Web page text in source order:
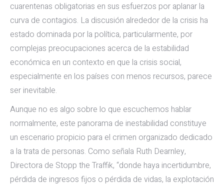
cuarentenas obligatorias en sus esfuerzos por aplanar la
curva de contagios. La discusión alrededor de la crisis ha
estado dominada por la política, particularmente, por
complejas preocupaciones acerca de la estabilidad
económica en un contexto en que la crisis social,
especialmente en los países con menos recursos, parece
ser inevitable.
Aunque no es algo sobre lo que escuchemos hablar
normalmente, este panorama de inestabilidad constituye
un escenario propicio para el crimen organizado dedicado
a la trata de personas. Como señala Ruth Dearnley,
Directora de Stopp the Traffik, “donde haya incertidumbre,
pérdida de ingresos fijos o pérdida de vidas, la explotación